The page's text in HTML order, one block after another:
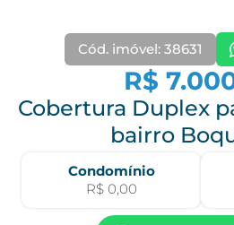
Cód. imóvel: 38631
R$
Cobertura Duplex
bairro
Condomínio
R$ 0,00